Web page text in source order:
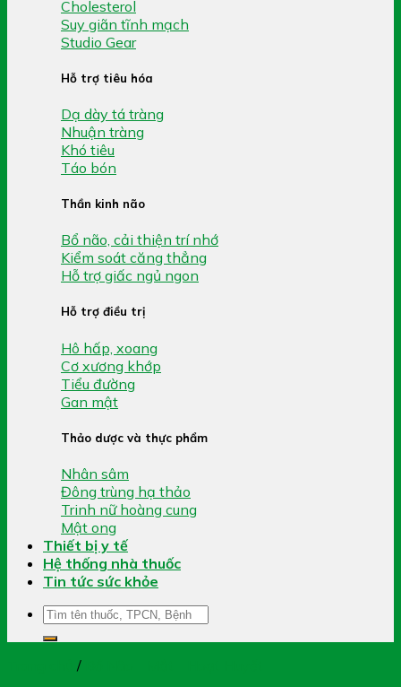
Cholesterol
Suy giãn tĩnh mạch
Studio Gear
Hỗ trợ tiêu hóa
Dạ dày tá tràng
Nhuận tràng
Khó tiêu
Táo bón
Thần kinh não
Bổ não, cải thiện trí nhớ
Kiểm soát căng thẳng
Hỗ trợ giấc ngủ ngon
Hỗ trợ điều trị
Hô hấp, xoang
Cơ xương khớp
Tiểu đường
Gan mật
Thảo dược và thực phẩm
Nhân sâm
Đông trùng hạ thảo
Trinh nữ hoàng cung
Mật ong
Thiết bị y tế
Hệ thống nhà thuốc
Tin tức sức khỏe
Tìm
kiếm:
/